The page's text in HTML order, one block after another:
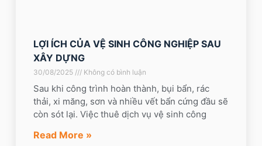
LỢI ÍCH CỦA VỆ SINH CÔNG NGHIỆP SAU
XÂY DỰNG
30/08/2025 Không có bình luận
Sau khi công trình hoàn thành, bụi bẩn, rác
thải, xi măng, sơn và nhiều vết bẩn cứng đầu sẽ
còn sót lại. Việc thuê dịch vụ vệ sinh công
Read More »